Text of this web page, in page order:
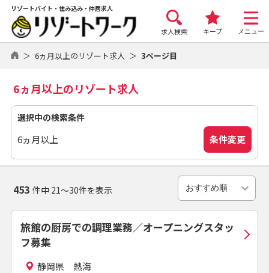
リゾートバイト・住み込み・仲居求人
求人検索 キープ メニュー
6ヵ月以上のリゾート求人 3ページ目
6ヵ月以上のリゾート求人
選択中の検索条件
6ヵ月以上 条件変更
453 件中 21～30件を表示
旅館の厨房での調理業務／オープニングスタッ
フ募集
静岡県 熱海